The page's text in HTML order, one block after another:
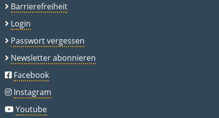
Barrierefreiheit
Login
Passwort vergessen
Newsletter abonnieren
Facebook
Instagram
Youtube